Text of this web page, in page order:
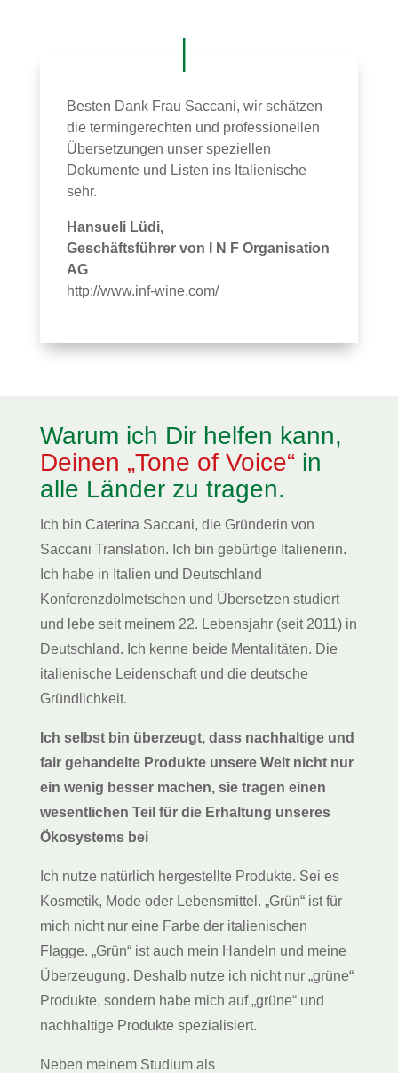
Besten Dank Frau Saccani, wir schätzen
die termingerechten und professionellen
Übersetzungen unser speziellen
Dokumente und Listen ins Italienische
sehr.
Hansueli Lüdi,
Geschäftsführer von I N F Organisation
AG
http://www.inf-wine.com/
Warum ich Dir helfen kann,
Deinen „Tone of Voice“ in
alle Länder zu tragen.
Ich bin Caterina Saccani, die Gründerin von
Saccani Translation. Ich bin gebürtige Italienerin.
Ich habe in Italien und Deutschland
Konferenzdolmetschen und Übersetzen studiert
und lebe seit meinem 22. Lebensjahr (seit 2011) in
Deutschland. Ich kenne beide Mentalitäten. Die
italienische Leidenschaft und die deutsche
Gründlichkeit.
Ich selbst bin überzeugt, dass nachhaltige und
fair gehandelte Produkte unsere Welt nicht nur
ein wenig besser machen, sie tragen einen
wesentlichen Teil für die Erhaltung unseres
Ökosystems bei
Ich nutze natürlich hergestellte Produkte. Sei es
Kosmetik, Mode oder Lebensmittel. „Grün“ ist für
mich nicht nur eine Farbe der italienischen
Flagge. „Grün“ ist auch mein Handeln und meine
Überzeugung. Deshalb nutze ich nicht nur „grüne“
Produkte, sondern habe mich auf „grüne“ und
nachhaltige Produkte spezialisiert.
Neben meinem Studium als